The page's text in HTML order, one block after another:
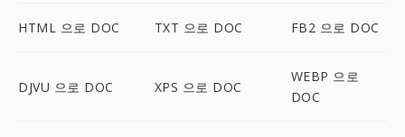
HTML 으로 DOC TXT 으로 DOC FB2 으로 DOC
DJVU 으로 DOC XPS 으로 DOC
WEBP 으로
DOC